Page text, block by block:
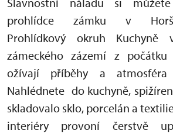
prohlídce zámku v
Prohlídkový okruh Kuchyně
zámeckého zázemí z
ožívají příběhy a atmosféra
Nahlédnete do kuchyně,
skladovalo sklo, porcelán a
interiéry provoní čerstvě